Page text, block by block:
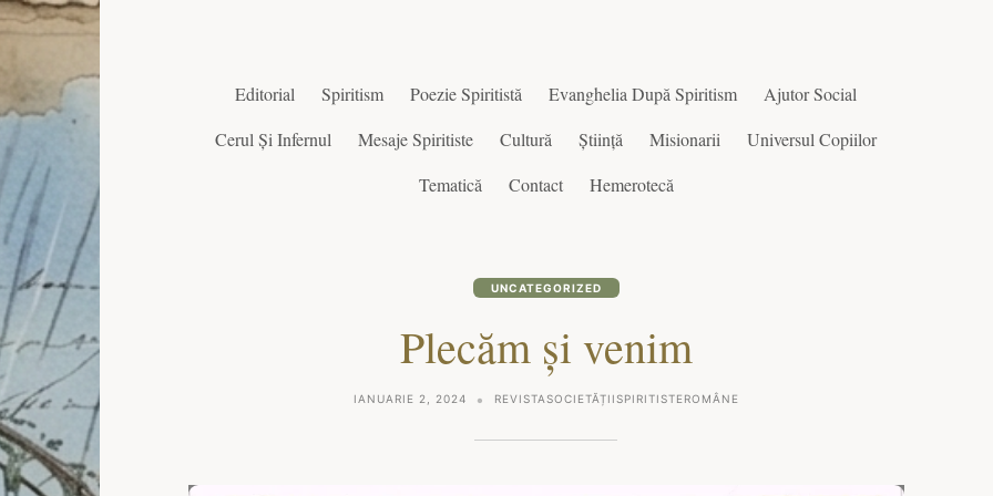
Editorial Spiritism Poezie Spiritistă Evanghelia După Spiritism
Ajutor Social
Cerul Și Infernul
Mesaje Spiritiste Cultură Știință Misionarii
Universul Copiilor
Tematică
Contact Hemerotecă
UNCATEGORIZED
Plecăm și venim
IANUARIE 2, 2024 REVISTASOCIETĂȚIISPIRITISTEROMÂNE